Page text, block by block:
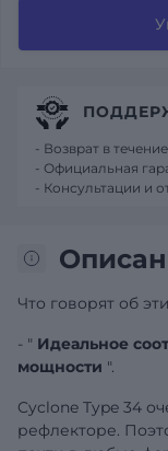
Что говорят об
- " Идеальное
мощности ".
Cyclone Type 34
рефлекторе.
- Возврат в
- Официальная
- Консультации и